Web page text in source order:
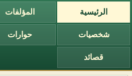
الرئيسية المؤلفات
شخصيات حوارات
قصائد